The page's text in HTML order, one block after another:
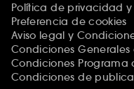
Política de privacidad y
Preferencia de cookies
Aviso legal y
Condiciones Generales
Condiciones Programa
Condiciones de